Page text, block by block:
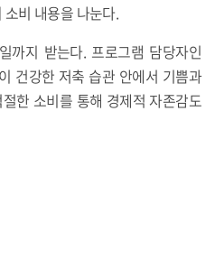
비 내용을 나눈다.
까지 받는다. 프로그램 담당자인
건강한 저축 습관 안에서 기쁨과
한 소비를 통해 경제적 자존감도